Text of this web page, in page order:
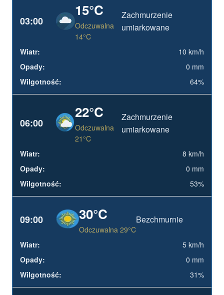
03:00
15°C
Odczuwalna
14°C
Zachmurzenie
umiarkowane
10 km/h
0 mm
64%
06:00
22°C
Odczuwalna
21°C
Zachmurzenie
umiarkowane
8 km/h
0 mm
53%
09:00 30°C
Odczuwalna 29°C
Bezchmurnie
5 km/h
0 mm
31%